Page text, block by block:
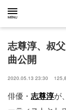
志尊淳、叔
曲公開
2020.05.13 23:30
俳優・ 志尊淳が